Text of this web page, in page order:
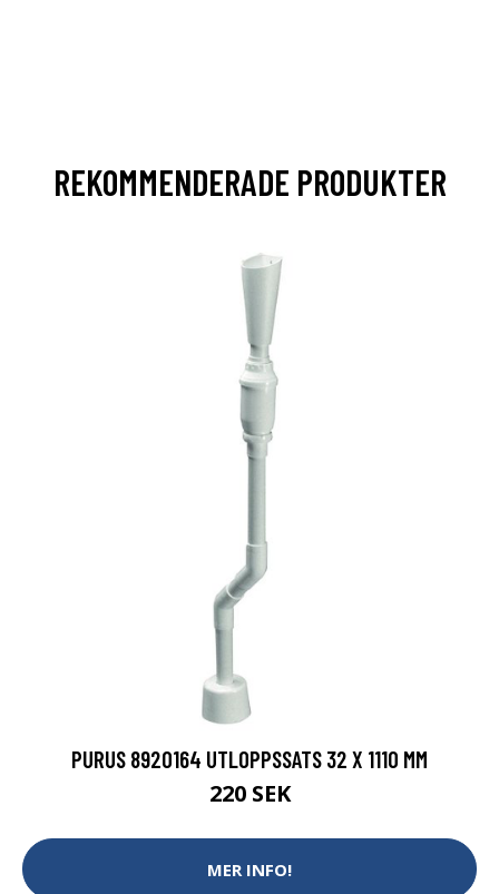
REKOMMENDERADE PRODUKTER
PURUS 8920164 UTLOPPSSATS 32 X 1110 MM
220 SEK
MER INFO!